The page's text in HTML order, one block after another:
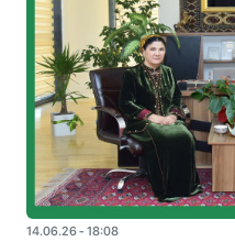
14.06.26 - 18:08